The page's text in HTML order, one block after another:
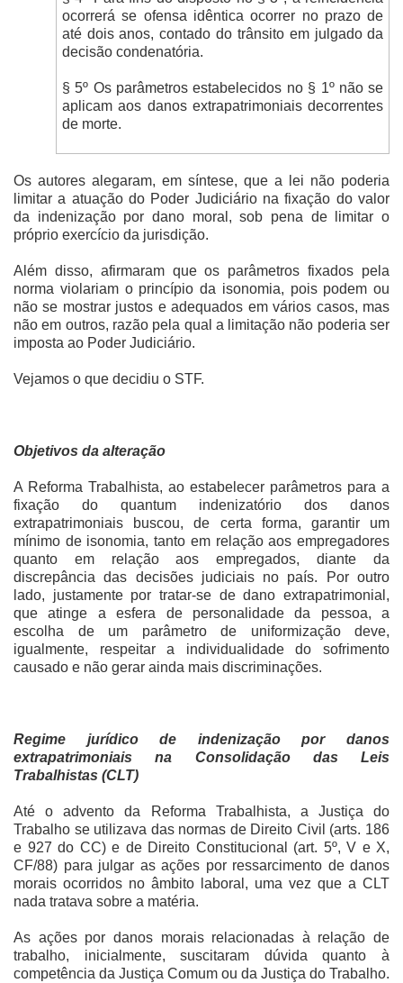
ocorrerá se ofensa idêntica ocorrer no prazo de
até dois anos, contado do trânsito em julgado da
decisão condenatória.
§ 5º Os parâmetros estabelecidos no § 1º não se
aplicam aos danos extrapatrimoniais decorrentes
de morte.
Os autores alegaram, em síntese, que a lei não poderia
limitar a atuação do Poder Judiciário na fixação do valor
da indenização por dano moral, sob pena de limitar o
próprio exercício da jurisdição.
Além disso, afirmaram que os parâmetros fixados pela
norma violariam o princípio da isonomia, pois podem ou
não se mostrar justos e adequados em vários casos, mas
não em outros, razão pela qual a limitação não poderia ser
imposta ao Poder Judiciário.
Vejamos o que decidiu o STF.
Objetivos da alteração
A Reforma Trabalhista, ao estabelecer parâmetros para a
fixação do quantum indenizatório dos danos
extrapatrimoniais buscou, de certa forma, garantir um
mínimo de isonomia, tanto em relação aos empregadores
quanto em relação aos empregados, diante da
discrepância das decisões judiciais no país. Por outro
lado, justamente por tratar-se de dano extrapatrimonial,
que atinge a esfera de personalidade da pessoa, a
escolha de um parâmetro de uniformização deve,
igualmente, respeitar a individualidade do sofrimento
causado e não gerar ainda mais discriminações.
Regime jurídico de indenização por danos
extrapatrimoniais na Consolidação das Leis
Trabalhistas (CLT)
Até o advento da Reforma Trabalhista, a Justiça do
Trabalho se utilizava das normas de Direito Civil (arts. 186
e 927 do CC) e de Direito Constitucional (art. 5º, V e X,
CF/88) para julgar as ações por ressarcimento de danos
morais ocorridos no âmbito laboral, uma vez que a CLT
nada tratava sobre a matéria.
As ações por danos morais relacionadas à relação de
trabalho, inicialmente, suscitaram dúvida quanto à
competência da Justiça Comum ou da Justiça do Trabalho.